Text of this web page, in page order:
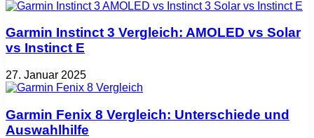
Garmin Instinct 3 Vergleich: AMOLED vs Solar
vs Instinct E
27. Januar 2025
Garmin Fenix 8 Vergleich: Unterschiede und
Auswahlhilfe